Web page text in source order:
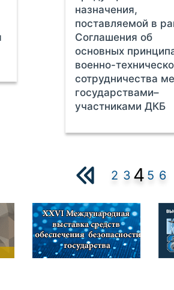
назначения,
поставляемой в
Соглашения об
основных
военно-
сотрудничества
государствами–
участниками ДКБ
2 3 4 5 6